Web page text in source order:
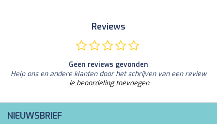
Reviews
Geen reviews gevonden
Help ons en andere klanten door het schrijven van een review
Je beoordeling toevoegen
NIEUWSBRIEF